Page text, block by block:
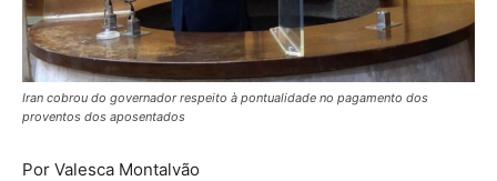
Iran cobrou do governador respeito à pontualidade no pagamento dos
proventos dos aposentados
Por Valesca Montalvão